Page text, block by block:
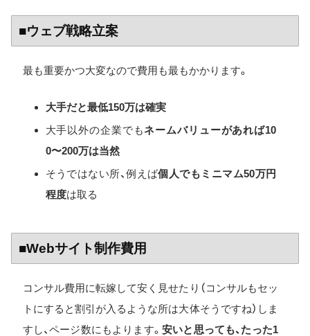
■ウェブ戦略立案
最も重要かつ大変なので費用も最もかかります。
大手だと最低150万は確実
大手以外の企業でもネームバリューがあれば10
0〜200万は当然
そうではない所、例えば個人でもミニマム50万円
程度は取る
■Webサイト制作費用
コンサル費用に転嫁して安く見せたり（コンサルもセッ
トにすると割引が入るような所は大体そうですね）しま
すし、ページ数にもよります。安いと思っても、たった1